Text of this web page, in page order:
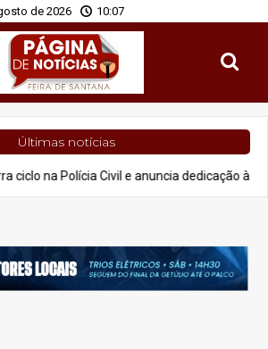
de 2026 10:07
Últimas notícias
Civil e anuncia dedicação à advocacia e